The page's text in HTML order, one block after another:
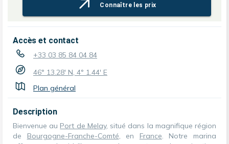
Connaître les prix
Accès et contact
+33 03 85 84 04 84
46° 13.28' N, 4° 1.44' E
Plan général
Description
Bienvenue au Port de Melay, situé dans la magnifique région
de Bourgogne-Franche-Comté, en France. Notre marina